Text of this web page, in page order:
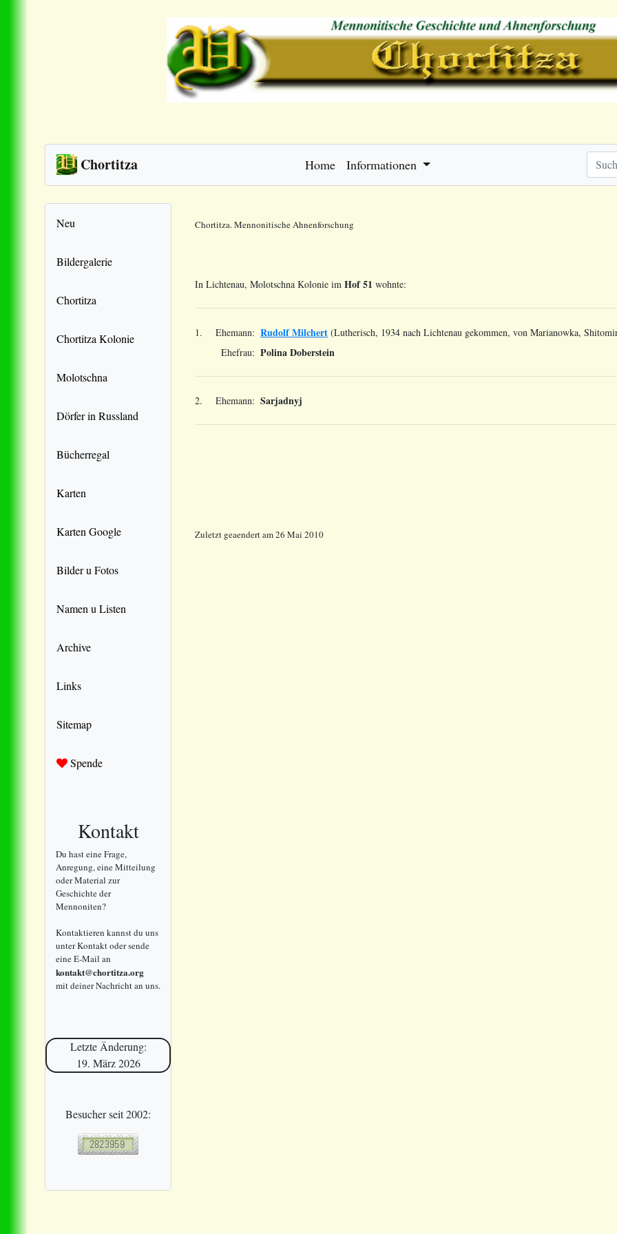
Chortitza Home Informationen
Neu
Bildergalerie
Chortitza
Chortitza Kolonie
Molotschna
Dörfer in Russland
Bücherregal
Karten
Karten Google
Bilder u Fotos
Namen u Listen
Archive
Links
Sitemap
Spende
Kontakt
Du hast eine Frage,
Anregung, eine Mitteilung
oder Material zur
Geschichte der
Mennoniten?
Kontaktieren kannst du uns
unter Kontakt oder sende
eine E-Mail an
kontakt@chortitza.org
mit deiner Nachricht an uns.
Letzte Änderung:
19. März 2026
Besucher seit 2002:
Chortitza. Mennonitische Ahnenforschung
In Lichtenau, Molotschna Kolonie im Hof 51 wohnte:
1. Ehemann: Rudolf Milchert (Lutherisch, 1934 nach Lichtenau gekommen, von Marianowka,
Ehefrau: Polina Doberstein
2. Ehemann: Sarjadnyj
Zuletzt geaendert am 26 Mai 2010